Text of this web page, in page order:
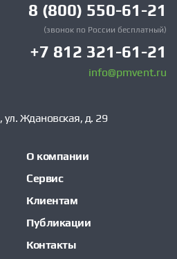
О компании
Сервис
Клиентам
Публикации
Контакты
ул. Ждановская, д. 29
8 (800) 550-61-21
(звонок по России бесплатный)
+7 812 321-61-21
info@pmvent.ru